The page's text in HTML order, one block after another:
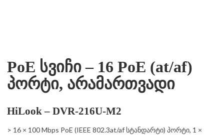
PoE სვიჩი – 16 PoE (at/af)
პორტი, არამართვადი
HiLook – DVR-216U-M2
> 16 × 100 Mbps PoE (IEEE 802.3at/af სტანდარტი) პორტი, 1 ×